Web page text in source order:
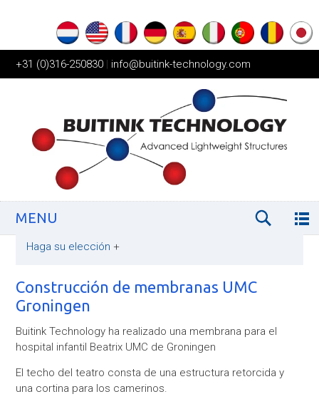
+31 (0)316-250830 | info@buitink-technology.com
MENU
Haga su elección +
Construcción de membranas UMC
Groningen
Buitink Technology ha realizado una membrana para el
hospital infantil Beatrix UMC de Groningen
El techo del teatro consta de una estructura retorcida y
una cortina para los camerinos.